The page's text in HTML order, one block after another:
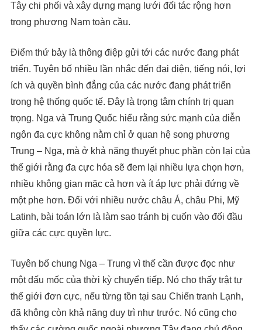
Tây chi phối và xây dựng mạng lưới đối tác rộng hơn
trong phương Nam toàn cầu.
Điểm thứ bảy là thông điệp gửi tới các nước đang phát
triển. Tuyên bố nhiều lần nhắc đến đại diện, tiếng nói, lợi
ích và quyền bình đẳng của các nước đang phát triển
trong hệ thống quốc tế. Đây là trọng tâm chính trị quan
trọng. Nga và Trung Quốc hiểu rằng sức mạnh của diễn
ngôn đa cực không nằm chỉ ở quan hệ song phương
Trung – Nga, mà ở khả năng thuyết phục phần còn lại của
thế giới rằng đa cực hóa sẽ đem lại nhiều lựa chọn hơn,
nhiều không gian mặc cả hơn và ít áp lực phải đứng về
một phe hơn. Đối với nhiều nước châu Á, châu Phi, Mỹ
Latinh, bài toán lớn là làm sao tránh bị cuốn vào đối đầu
giữa các cực quyền lực.
Tuyên bố chung Nga – Trung vì thế cần được đọc như
một dấu mốc của thời kỳ chuyển tiếp. Nó cho thấy trật tự
thế giới đơn cực, nếu từng tồn tại sau Chiến tranh Lạnh,
đã không còn khả năng duy trì như trước. Nó cũng cho